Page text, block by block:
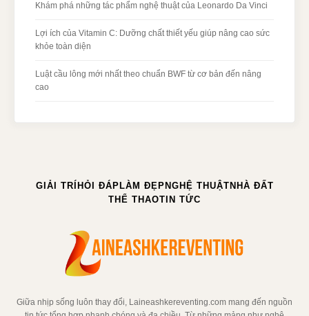
Khám phá những tác phẩm nghệ thuật của Leonardo Da Vinci
Lợi ích của Vitamin C: Dưỡng chất thiết yếu giúp nâng cao sức
khỏe toàn diện
Luật cầu lông mới nhất theo chuẩn BWF từ cơ bản đến nâng
cao
GIẢI TRÍHỎI ĐÁPLÀM ĐẸPNGHỆ THUẬTNHÀ ĐẤT
THỂ THAOTIN TỨC
Giữa nhịp sống luôn thay đổi, Laineashkereventing.com mang đến nguồn